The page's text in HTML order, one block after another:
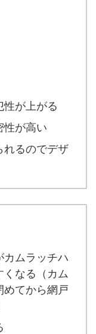
性が上がる
性が高い
れるのでデザ
カムラッチハ
くなる（カム
めてから網戸